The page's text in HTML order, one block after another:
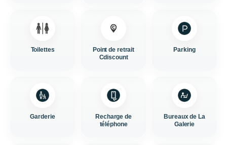
Toilettes
Point de retrait
Cdiscount
Parking
Garderie
Recharge de
téléphone
Bureaux de La
Galerie